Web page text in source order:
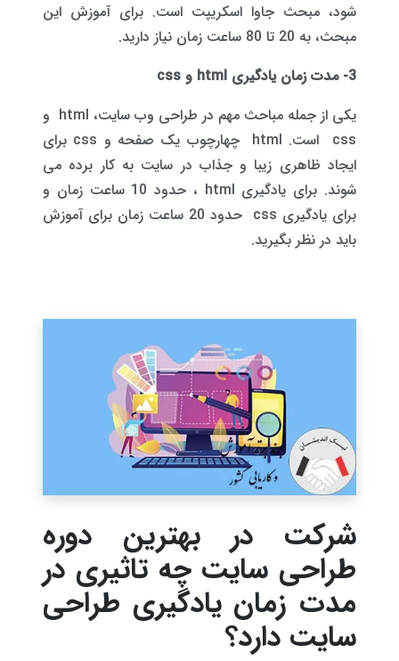
شود، مبحث جاوا اسکریپت است. برای آموزش این
مبحث، به 20 تا 80 ساعت زمان نیاز دارید.
3- مدت زمان یادگیری html و css
یکی از جمله مباحث مهم در طراحی وب سایت، html و
css است. html چهارچوب یک صفحه و css برای
ایجاد ظاهری زیبا و جذاب در سایت به کار برده می
شوند. برای یادگیری html ، حدود 10 ساعت زمان و
برای یادگیری css حدود 20 ساعت زمان برای آموزش
باید در نظر بگیرید.
شرکت در بهترین دوره
طراحی سایت چه تاثیری در
مدت زمان یادگیری طراحی
سایت دارد؟